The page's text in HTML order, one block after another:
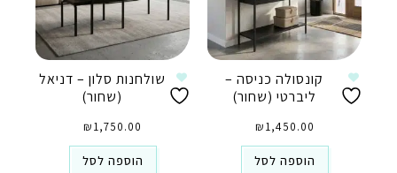
קונסולה כניסה –
ליברטי (שחור)
₪1,450.00
הוספה לסל
שולחנות סלון – דניאל
(שחור)
₪1,750.00
הוספה לסל